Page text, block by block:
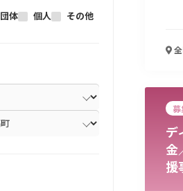
団体 個人 その他
募
デ
金
援